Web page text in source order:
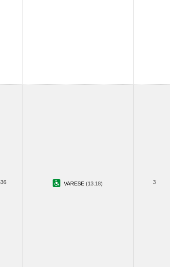
VARESE (13.18) 3